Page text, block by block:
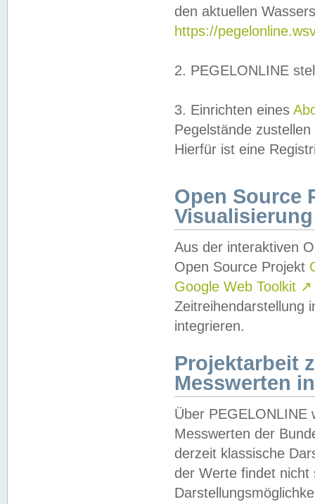
den aktuellen
https://
2. PEGELONLINE
3. Einrichten eines
Pegelstände
Hierfür ist eine
Open Source
Visualisierung
Aus der interaktiven
Open Source Projekt
Google Web Toolkit ↗
Zeitreihendarstellung
integrieren.
Projektarbeit
Messwerten
Über PEGELONLINE
Messwerten der
derzeit klassische
der Werte findet